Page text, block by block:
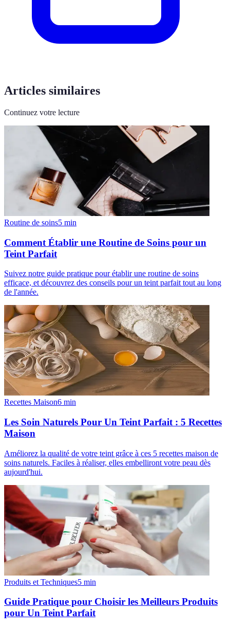
Articles similaires
Continuez votre lecture
Routine de soins5 min
Comment Établir une Routine de Soins pour un
Teint Parfait
Suivez notre guide pratique pour établir une routine de soins
efficace, et découvrez des conseils pour un teint parfait tout au long
de l'année.
Recettes Maison6 min
Les Soin Naturels Pour Un Teint Parfait : 5 Recettes
Maison
Améliorez la qualité de votre teint grâce à ces 5 recettes maison de
soins naturels. Faciles à réaliser, elles embelliront votre peau dès
aujourd'hui.
Produits et Techniques5 min
Guide Pratique pour Choisir les Meilleurs Produits
pour Un Teint Parfait